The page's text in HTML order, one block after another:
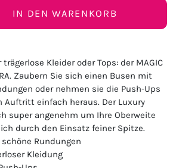
IN DEN WARENKORB
Kleider oder Tops: der MAGIC
Zaubern Sie sich einen Busen mit
oder nehmen sie die Push-Ups
Auftritt einfach heraus. Der Luxury
super angenehm um Ihre Oberweite
durch den Einsatz feiner Spitze.
Rundungen
Kleidung